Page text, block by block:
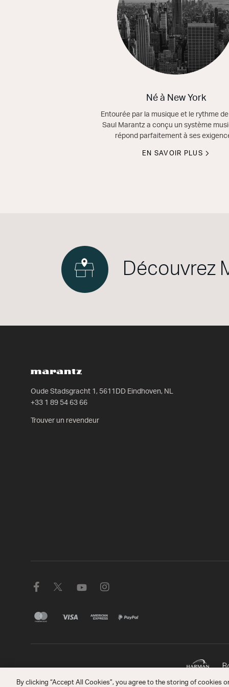
Né à New York
Entourée par la musique et le rythme de
Saul Marantz a conçu un système
répond parfaitement à ses
EN SAVOIR PLUS
Découvrez
Oude Stadsgracht 1, 5611DD Eindhoven, NL
+33 1 89 54 63 66
Trouver un revendeur
By clicking “Accept All Cookies”, you agree to the storing of cookies